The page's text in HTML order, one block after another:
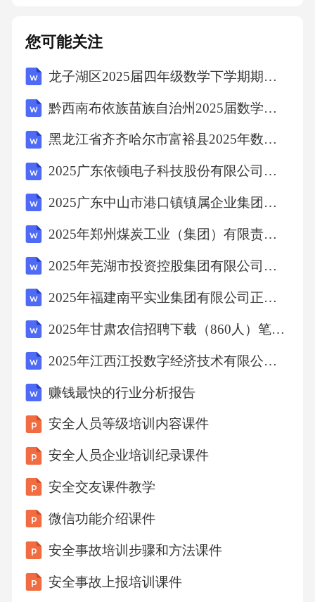
稳，避免振动过大影响周边结构。
1.2.4运输车辆
选择应根据施工规模及运输距离进行。运输车
辆应具有足够的装载能力，以确保能高效完成
运输任务。运输车辆应配备可靠的制动系统，
以确保运输安全。驾驶员应经过专业培训，熟
悉运输车辆的驾驶规程，确保施工安全。运输
车辆应定期检查，包括动力系统、制动系统、
轮胎等，确保其处于良好工作状态。运输车辆
工作时，应保持平稳，避免振动过大影响周边
1.3施工方法
1.3.1破碎施工
破碎施工是混凝土路面清除的主要工序，其目
理。破碎施工前，应先对路面进行标记，确定
破碎范围。破碎时，应采用分层破碎的方式，
先破碎表层，再逐步向深层进行。破碎过程
您可能关注
龙子湖区2025届四年级数学下学期期中检测模拟试题含答案
黔西南布依族苗族自治州2025届数学三下期末学业质量监测模拟试题（含答案解析）
黑龙江省齐齐哈尔市富裕县2025年数学四年级第二学期期末统考模拟试题含解析
2025广东依顿电子科技股份有限公司招聘员工关系专员等岗位测试笔试历年难易错考点试卷带答案解析
2025广东中山市港口镇镇属企业集团招聘员工总及笔试历年典型考点题库附带答案详解
2025年郑州煤炭工业（集团）有限责任公司校园招聘403人笔试历年典型考点题库附带答案详解
2025年芜湖市投资控股集团有限公司公开招聘招商人员10名笔试历年常考点试题专练附带答案详解
2025年福建南平实业集团有限公司正式员工招聘8人笔试历年难易错考点试卷带答案解析
2025年甘肃农信招聘下载（860人）笔试历年典型考题及考点剖析附带答案详解
2025年江西江投数字经济技术有限公司及所属企业第2批次社会招聘笔试及笔试历年常考点试题专练附带答案详解
赚钱最快的行业分析报告
安全人员等级培训内容课件
安全人员企业培训纪录课件
安全交友课件教学
微信功能介绍课件
安全事故培训步骤和方法课件
安全事故上报培训课件